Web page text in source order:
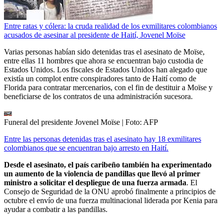
Entre ratas y cólera: la cruda realidad de los exmilitares colombianos
acusados de asesinar al presidente de Haití, Jovenel Moïse
Varias personas habían sido detenidas tras el asesinato de Moïse,
entre ellas 11 hombres que ahora se encuentran bajo custodia de
Estados Unidos. Los fiscales de Estados Unidos han alegado que
existía un complot entre conspiradores tanto de Haití como de
Florida para contratar mercenarios, con el fin de destituir a Moïse y
beneficiarse de los contratos de una administración sucesora.
Funeral del presidente Jovenel Moïse | Foto: AFP
Entre las personas detenidas tras el asesinato hay 18 exmilitares
colombianos que se encuentran bajo arresto en Haití.
Desde el asesinato, el país caribeño también ha experimentado
un aumento de la violencia de pandillas que llevó al primer
ministro a solicitar el despliegue de una fuerza armada. El
Consejo de Seguridad de la ONU aprobó finalmente a principios de
octubre el envío de una fuerza multinacional liderada por Kenia para
ayudar a combatir a las pandillas.